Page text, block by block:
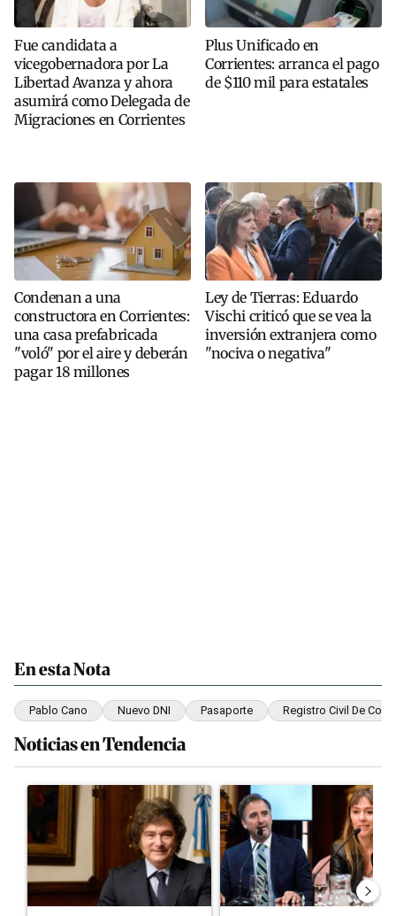
Fue candidata a
vicegobernadora por La
Libertad Avanza y ahora
asumirá como Delegada de
Migraciones en Corrientes
Plus Unificado en
Corrientes: arranca el pago
de $110 mil para estatales
Condenan a una
constructora en Corrientes:
una casa prefabricada
"voló" por el aire y deberán
pagar 18 millones
Ley de Tierras: Eduardo
Vischi criticó que se vea la
inversión extranjera como
"nociva o negativa"
En esta Nota
Pablo Cano Nuevo DNI Pasaporte Registro Civil De
Noticias en Tendencia
Este listado muestra los artículos con más comentarios en los
Un artículo de tendencia con el título "Encuesta: Patricia
Un artículo de tendencia con